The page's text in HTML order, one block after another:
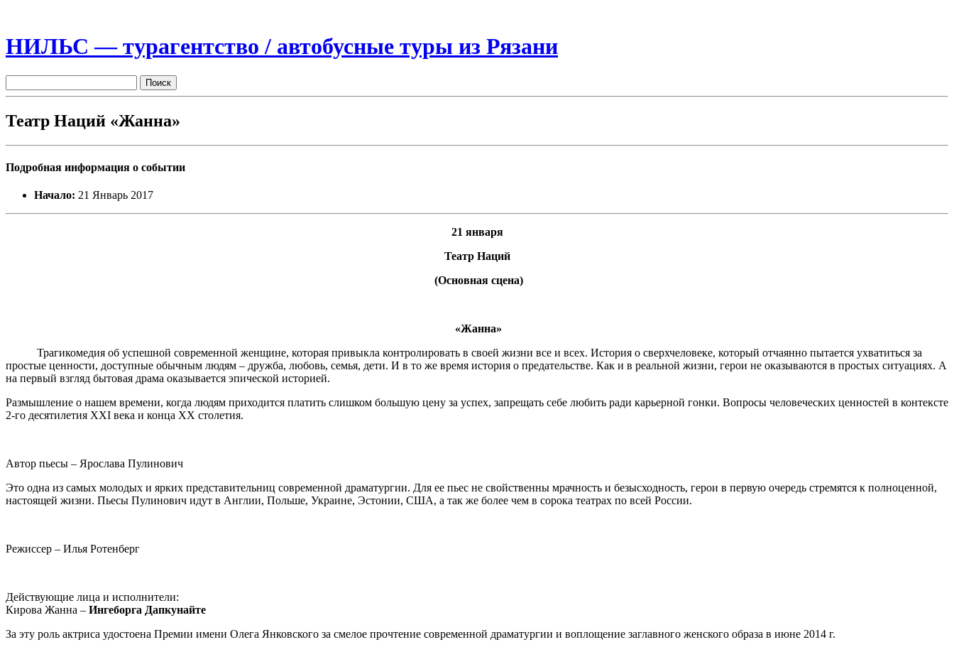
НИЛЬС — турагентство / автобусные туры из Рязани
Театр Наций «Жанна»
Подробная информация о событии
Начало: 21 Январь 2017
21 января
Театр Наций
(Основная сцена)
«Жанна»
Трагикомедия об успешной современной женщине, которая привыкла контролировать в своей жизни все и всех. История о сверхчеловеке, который отчаянно пытается ухватиться за
простые ценности, доступные обычным людям – дружба, любовь, семья, дети. И в то же время история о предательстве. Как и в реальной жизни, герои не оказываются в простых ситуациях. А
на первый взгляд бытовая драма оказывается эпической историей.
Размышление о нашем времени, когда людям приходится платить слишком большую цену за успех, запрещать себе любить ради карьерной гонки. Вопросы человеческих ценностей в контексте
2-го десятилетия XXI века и конца XX столетия.
Автор пьесы – Ярослава Пулинович
Это одна из самых молодых и ярких представительниц современной драматургии. Для ее пьес не свойственны мрачность и безысходность, герои в первую очередь стремятся к полноценной,
настоящей жизни. Пьесы Пулинович идут в Англии, Польше, Украине, Эстонии, США, а так же более чем в сорока театрах по всей России.
Режиссер – Илья Ротенберг
Действующие лица и исполнители:
Кирова Жанна – Ингеборга Дапкунайте
За эту роль актриса удостоена Премии имени Олега Янковского за смелое прочтение современной драматургии и воплощение заглавного женского образа в июне 2014 г.